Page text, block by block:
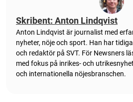
Skribent: Anton Lindqvist
Anton Lindqvist är journalist med
nyheter, nöje och sport. Han har
och redaktör på SVT. För Newsners
med fokus på inrikes- och
och internationella nöjesbranschen.